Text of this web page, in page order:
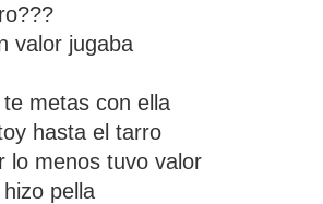
valor jugaba
te metas con ella
hasta el tarro
lo menos tuvo valor
hizo pella